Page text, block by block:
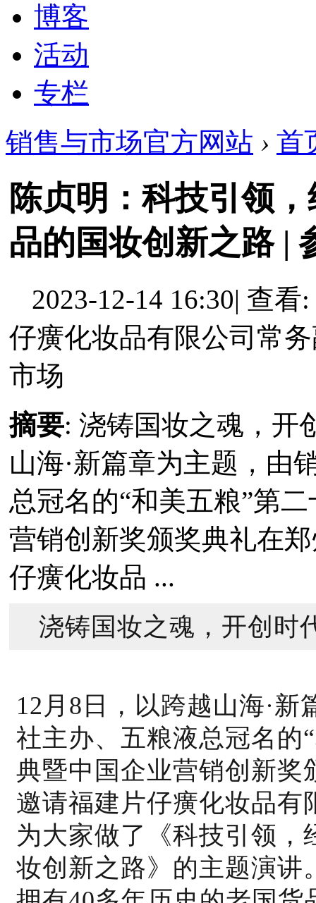
博客
活动
专栏
销售与市场官方网站 › 首
陈贞明：科技引领
品的国妆创新之路 |
2023-12-14 16:30| 查看:
仔癀化妆品有限公司常
市场
摘要: 浇铸国妆之魂，开
山海·新篇章为主题，由
总冠名的“和美五粮”第
营销创新奖颁奖典礼在
仔癀化妆品 ...
浇铸国妆之魂，开创时
12月8日，以跨越山海·
社主办、五粮液总冠名的
典暨中国企业营销创新奖
邀请福建片仔癀化妆品有
为大家做了《科技引领
妆创新之路》的主题演讲